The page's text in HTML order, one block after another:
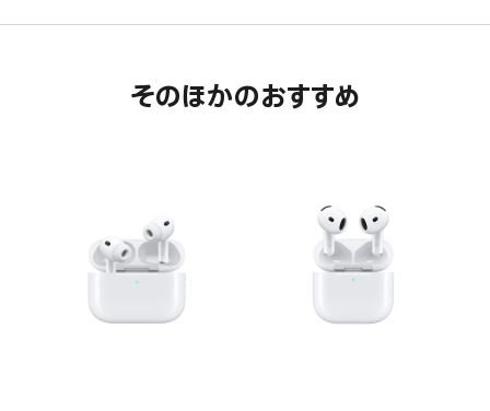
そのほかのおすすめ